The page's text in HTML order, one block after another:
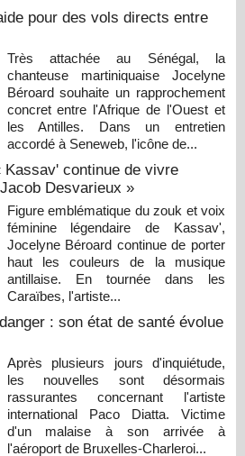
pour des vols directs entre
Très attachée au Sénégal, la
chanteuse martiniquaise Jocelyne
Béroard souhaite un rapprochement
concret entre l'Afrique de l'Ouest et
les Antilles. Dans un entretien
accordé à Seneweb, l'icône de...
continue de vivre
Desvarieux »
Figure emblématique du zouk et voix
féminine légendaire de Kassav',
Jocelyne Béroard continue de porter
haut les couleurs de la musique
antillaise. En tournée dans les
Caraïbes, l'artiste...
: son état de santé évolue
Après plusieurs jours d'inquiétude,
les nouvelles sont désormais
rassurantes concernant l'artiste
international Paco Diatta. Victime
d'un malaise à son arrivée à
l'aéroport de Bruxelles-Charleroi...